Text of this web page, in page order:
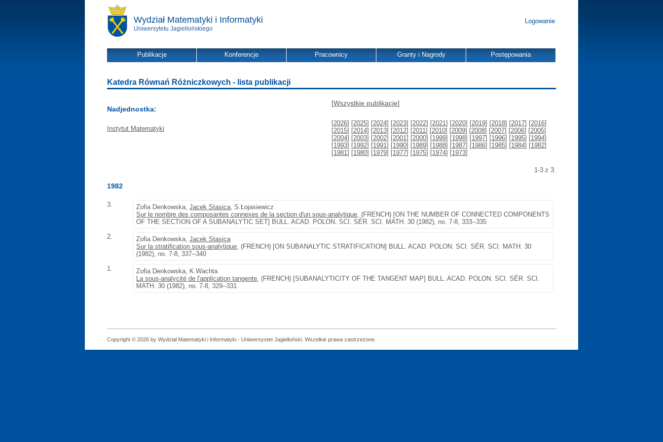
Wydział Matematyki i Informatyki
Uniwersytetu Jagiellońskiego
Logowanie
Publikacje Konferencje Pracownicy Granty i Nagrody Postępowania
Katedra Równań Różniczkowych - lista publikacji
Nadjednostka:
Instytut Matematyki
[Wszystkie publikacje]
[2026] [2025] [2024] [2023] [2022] [2021] [2020] [2019] [2018] [2017] [2016]
[2015] [2014] [2013] [2012] [2011] [2010] [2009] [2008] [2007] [2006] [2005]
[2004] [2003] [2002] [2001] [2000] [1999] [1998] [1997] [1996] [1995] [1994]
[1993] [1992] [1991] [1990] [1989] [1988] [1987] [1986] [1985] [1984] [1982]
[1981] [1980] [1979] [1977] [1975] [1974] [1973]
1-3 z 3.
1982
3. Zofia Denkowska,Jacek Stasica, S.Łojasiewicz
Sur le nombre des composantes connexes de la section d'un sous-analytique, (FRENCH) [ON THE NUMBER OF CONNECTED COMPONENTS
OF THE SECTION OF A SUBANALYTIC SET] BULL. ACAD. POLON. SCI. SÉR. SCI. MATH. 30 (1982), no. 7-8, 333--335
2.
Zofia Denkowska,Jacek Stasica
Sur la stratification sous-analytique, (FRENCH) [ON SUBANALYTIC STRATIFICATION] BULL. ACAD. POLON. SCI. SÉR. SCI. MATH. 30
(1982), no. 7-8, 337--340
1.
Zofia Denkowska, K.Wachta
La sous-analycité de l'application tangente, (FRENCH) [SUBANALYTICITY OF THE TANGENT MAP] BULL. ACAD. POLON. SCI. SÉR. SCI.
MATH. 30 (1982), no. 7-8, 329--331
Copyright © 2026 by Wydział Matematyki i Informatyki - Uniwersystet Jagielloński. Wszelkie prawa zastrzeżone.